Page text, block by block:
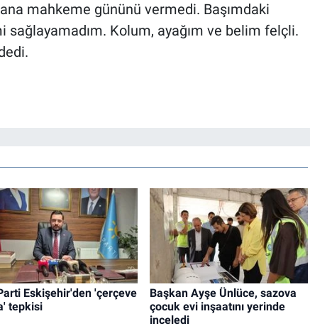
mahkeme gününü vermedi. Başımdaki
Kolum, ayağım ve belim felçli.
Eskişehir'den 'çerçeve
tepkisi
Başkan Ayşe Ünlüce, sazova
çocuk evi inşaatını yerinde
inceledi